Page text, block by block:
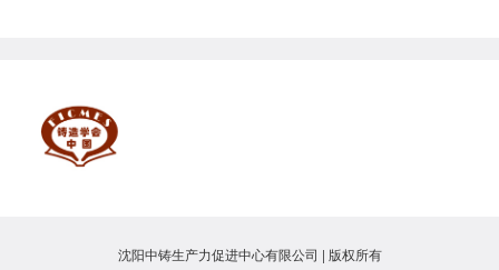
沈阳中铸生产力促进中心有限公司 | 版权所有